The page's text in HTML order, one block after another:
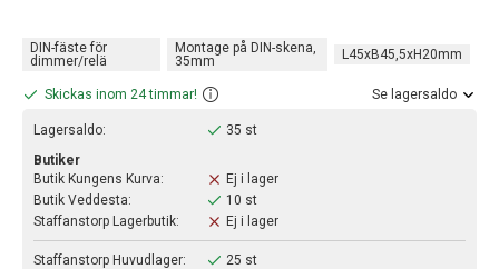
DIN-fäste för
dimmer/relä
Montage på DIN-skena,
35mm
L45xB45,5xH20mm
Skickas inom 24 timmar! Se lagersaldo
Lagersaldo:
35 st
Butiker
Butik Kungens Kurva:
Ej i lager
Butik Veddesta:
10 st
Staffanstorp Lagerbutik:
Ej i lager
Staffanstorp Huvudlager:
25 st